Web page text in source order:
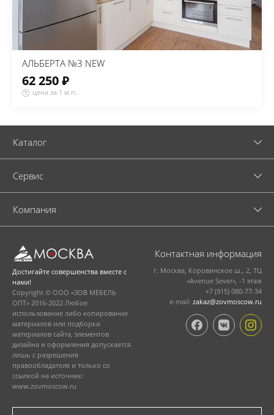
АЛЬБЕРТА №3 NEW
62 250 ₽
цена за 1 м.п.
Достигайте совершенства вместе с
нами!
Copyright © ООО «ЗОВ МЕБЕЛЬ
ОПТ» 2016-2022 Любое
использование либо копирование
материалов или подборки
материалов сайта, элементов
дизайна и оформления допускается
лишь с разрешения
правообладателя и только со
ссылкой на источник:
www.zovmoscow.ru
Каталог
Cервис
Компания
Контактная информация
г. Москва, Коровинское ш., 2, ТЦ
«Avenue Sever», -1 этаж
+7 (915) 080-77-34
e-mail: zakaz@zovmoscow.ru